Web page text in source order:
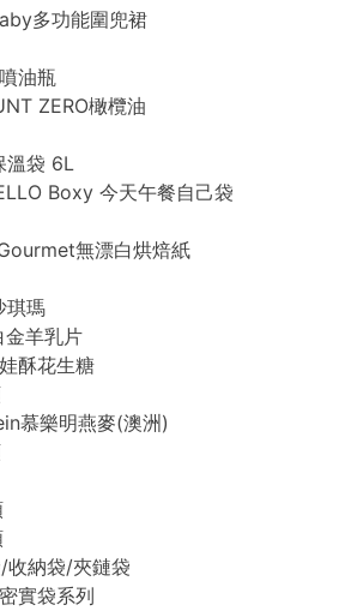
多功能圍兜裙
油瓶
ZERO橄欖油
溫袋 6L
Boxy 今天午餐自己袋
無漂白烘焙紙
琪瑪
金羊乳片
酥花生糖
慕樂明燕麥(澳洲)
收納袋/夾鏈袋
實袋系列